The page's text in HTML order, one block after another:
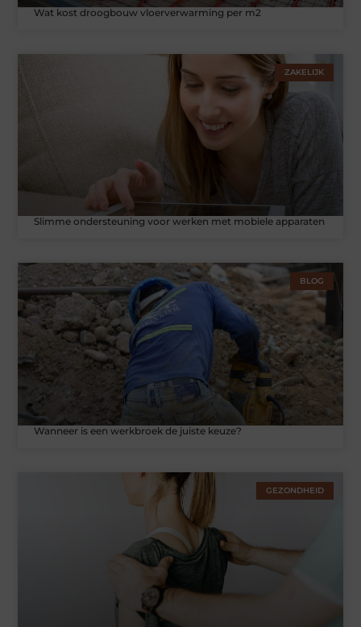
Wat kost droogbouw vloerverwarming per m2
ZAKELIJK
Slimme ondersteuning voor werken met mobiele apparaten
BLOG
Wanneer is een werkbroek de juiste keuze?
GEZONDHEID